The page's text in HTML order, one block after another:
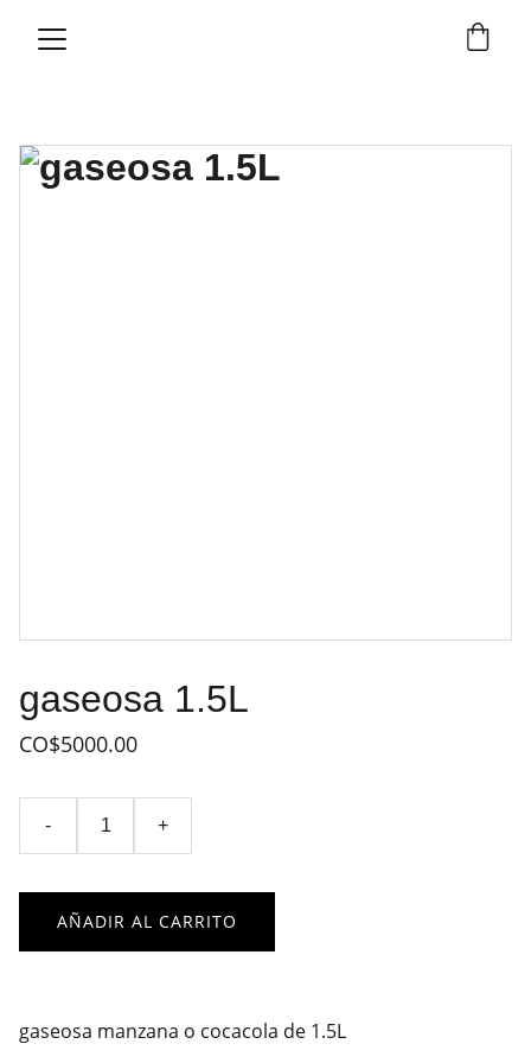
gaseosa 1.5L
CO$5000.00
- +
AÑADIR AL CARRITO
gaseosa manzana o cocacola de 1.5L